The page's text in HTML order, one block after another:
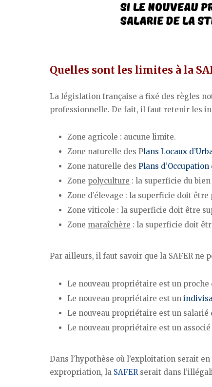
Quelles sont les limites à la
La législation française a fixé des règles
professionnelle. De fait, il faut retenir les
Zone agricole : aucune limite.
Zone naturelle des Plans Locaux
Zone naturelle des Plans d’Occupation
Zone polyculture : la superficie du
Zone d’élevage : la superficie doit être
Zone viticole : la superficie doit être
Zone maraîchère : la superficie doit
Par ailleurs, il faut savoir que la SAFER ne
Le nouveau propriétaire est un proche
Le nouveau propriétaire est un
Le nouveau propriétaire est un salarié
Le nouveau propriétaire est un
Dans l’hypothèse où l’exploitation serait en
expropriation, la SAFER serait dans